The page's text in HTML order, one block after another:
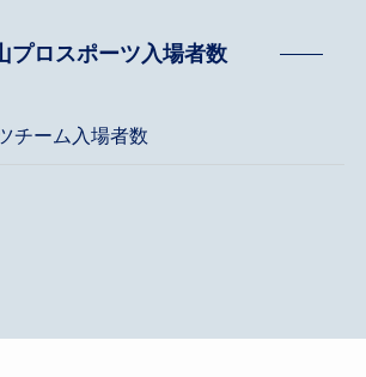
プロスポーツ入場者数
チーム入場者数